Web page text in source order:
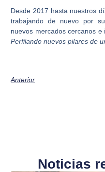
Desde 2017 hasta nuestros
trabajando de nuevo por
nuevos mercados cercanos e
Perfilando nuevospilares de
Anterior
Noticias